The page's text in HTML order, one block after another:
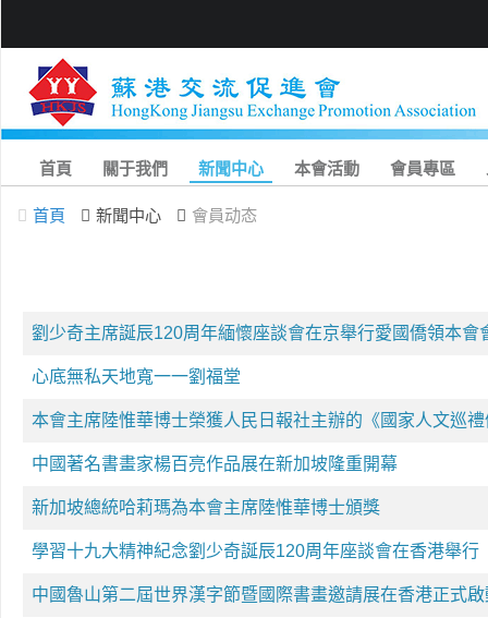
首頁 關于我們 新聞中心 本會活動 會員專區
首頁 新聞中心 會員动态
劉少奇主席誕辰120周年緬懷座談會在京舉行愛國僑領本會
心底無私天地寬一一劉福堂
本會主席陸惟華博士榮獲人民日報社主辦的《國家人文巡
中國著名書畫家楊百亮作品展在新加坡隆重開幕
新加坡總統哈莉瑪為本會主席陸惟華博士頒獎
學習十九大精神紀念劉少奇誕辰120周年座談會在香港舉行
中國魯山第二屆世界漢字節暨國際書畫邀請展在香港正式啟